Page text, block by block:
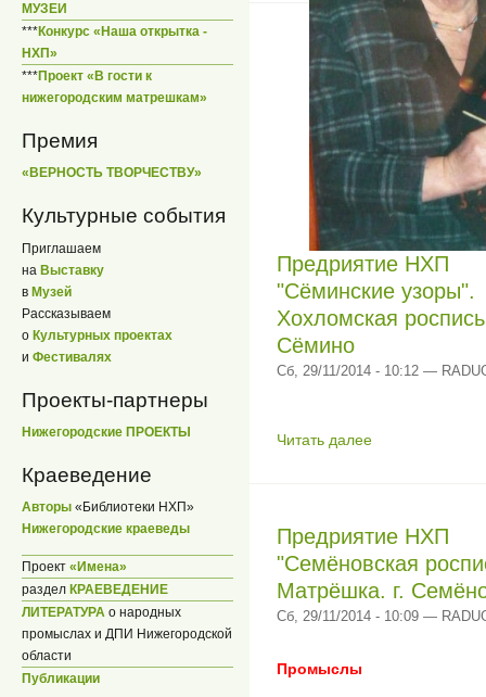
МУЗЕИ
***Конкурс «Наша открытка -
НХП»
***Проект «В гости к
нижегородским матрешкам»
Премия
«ВЕРНОСТЬ ТВОРЧЕСТВУ»
Культурные события
Приглашаем
на Выставку
в Музей
Рассказываем
о Культурных проектах
и Фестивалях
Проекты-партнеры
Нижегородские ПРОЕКТЫ
Краеведение
Авторы «Библиотеки НХП»
Нижегородские краеведы
Проект «Имена»
раздел КРАЕВЕДЕНИЕ
ЛИТЕРАТУРА о народных
промыслах и ДПИ Нижегородской
области
Публикации
Предриятие НХП
"Сёминские узоры".
Хохломская
Сёмино
Сб, 29/11/2014 - 10:12 —
Читать далее
Предриятие НХП
"Семёновская
Матрёшка. г.
Сб, 29/11/2014 - 10:09 —
Промыслы